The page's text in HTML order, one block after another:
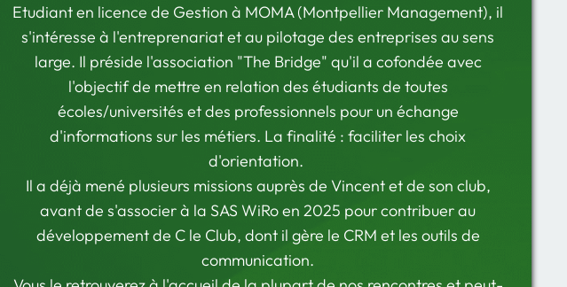
Etudiant en licence de Gestion à MOMA (Montpellier Management), il
s'intéresse à l'entreprenariat et au pilotage des entreprises au sens
large. Il préside l'association "The Bridge" qu'il a cofondée avec
l'objectif de mettre en relation des étudiants de toutes
écoles/universités et des professionnels pour un échange
d'informations sur les métiers. La finalité : faciliter les choix
d'orientation.
Il a déjà mené plusieurs missions auprès de Vincent et de son club,
avant de s'associer à la SAS WiRo en 2025 pour contribuer au
développement de C le Club, dont il gère le CRM et les outils de
communication.